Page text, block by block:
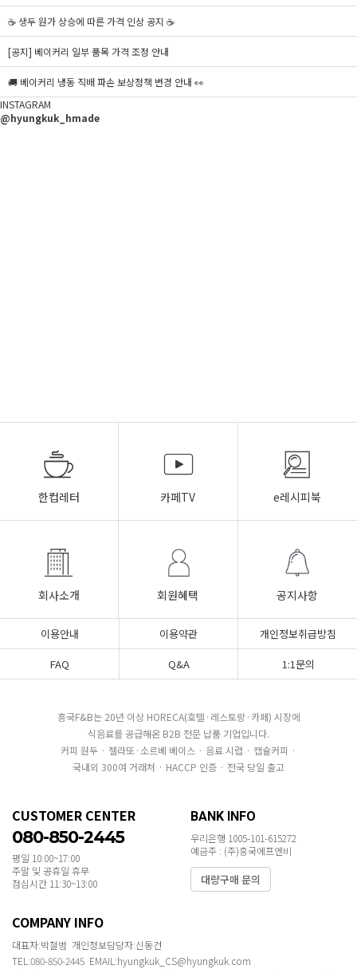
☕ 생두 원가 상승에 따른 가격 인상 공지 ☕
[공지] 베이커리 일부 품목 가격 조정 안내
🚚 베이커리 냉동 직배 파손 보상정책 변경 안내 👀
INSTAGRAM
@hyungkuk_hmade
한컵레터 카페TV e레시피북
회사소개 회원혜택 공지사항
이용안내 이용약관
개인정보취급방침
FAQ
Q&A 1:1문의
흥국F&B는 20년 이상 HORECA(호텔·레스토랑·카페) 시장에
식음료를 공급해온 B2B 전문 납품 기업입니다.
커피 원두 · 젤라또·소르베 베이스 · 음료 시럽 · 캡슐커피 ·
국내외 300여 거래처 · HACCP 인증 · 전국 당일 출고
CUSTOMER CENTER
080-850-2445
평일 10:00~17:00
주말 및 공휴일 휴무
점심시간 11:30~13:00
BANK INFO
우리은행 1005-101-615272
예금주 : (주)흥국에프엔비
대량구매 문의
COMPANY INFO
대표자:박철범 개인정보담당자:신동건
TEL:080-850-2445 EMAIL:hyungkuk_CS@hyungkuk.com